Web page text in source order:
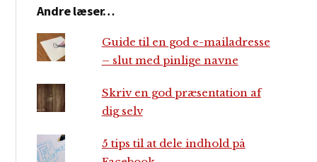
Andre læser…
Guide til en god e-mailadresse
– slut med pinlige navne
Skriv en god præsentation af
dig selv
5 tips til at dele indhold på